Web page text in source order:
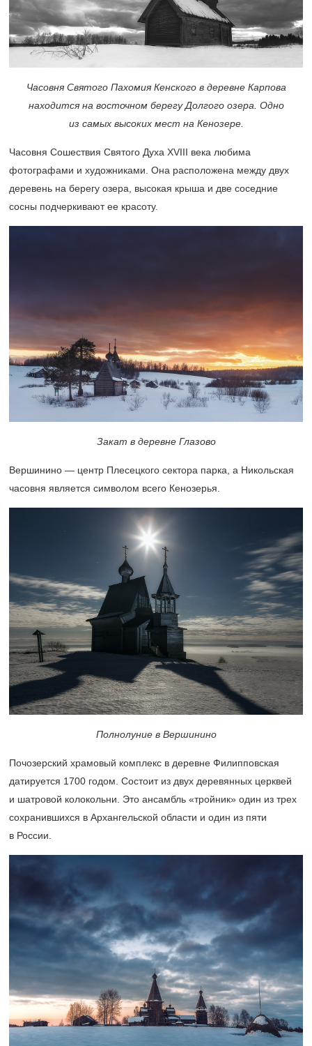
Часовня Святого Пахомия Кенского в деревне Карпова
находится на восточном берегу Долгого озера. Одно
из самых высоких мест на Кенозере.
Часовня Сошествия Святого Духа XVIII века любима
фотографами и художниками. Она расположена между двух
деревень на берегу озера, высокая крыша и две соседние
сосны подчеркивают ее красоту.
Закат в деревне Глазово
Вершинино — центр Плесецкого сектора парка, а Никольская
часовня является символом всего Кенозерья.
Полнолуние в Вершинино
Почозерский храмовый комплекс в деревне Филипповская
датируется 1700 годом. Состоит из двух деревянных церквей
и шатровой колокольни. Это ансамбль «тройник» один из трех
сохранившихся в Архангельской области и один из пяти
в России.